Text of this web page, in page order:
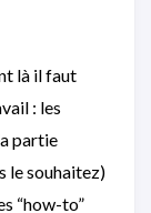
là il faut
: les
partie
le souhaitez)
“how-to”